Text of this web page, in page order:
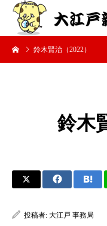
鈴木賢治（2022）
鈴木
投稿者: 大江戸 事務局